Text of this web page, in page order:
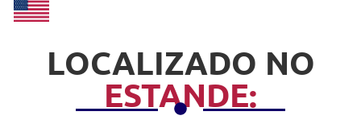
LOCALIZADO NO
ESTANDE: